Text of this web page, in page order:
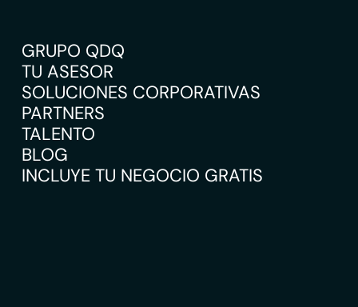
GRUPO QDQ
TU ASESOR
SOLUCIONES CORPORATIVAS
PARTNERS
TALENTO
BLOG
INCLUYE TU NEGOCIO GRATIS